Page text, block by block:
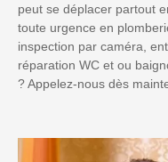
peut se déplacer partout
toute urgence en
inspection par caméra,
réparation WC et ou
? Appelez-nous dès